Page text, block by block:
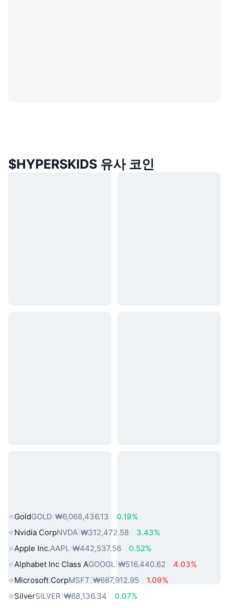
$HYPERSKIDS 유사 코인
GoldGOLD ₩6,068,436.13
0.19%
Nvidia CorpNVDA ₩312,472.58
3.43%
Apple Inc.AAPL ₩442,537.56
0.52%
Alphabet Inc Class AGOOGL ₩516,440.62
4.03%
Microsoft CorpMSFT ₩687,912.95
1.09%
SilverSILVER ₩88,136.34
0.07%